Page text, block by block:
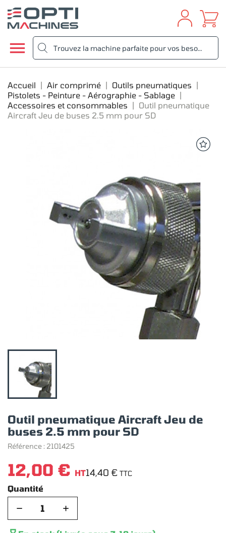

Accueil Air comprimé
Outils pneumatiques
Pistolets - Peinture - Aérographie - Sablage
Accessoires et consommables
Outil pneumatique
Aircraft Jeu de buses 2.5 mm pour SD
Outil pneumatique Aircraft Jeu de
buses 2.5 mm pour SD
Référence : 2101425
12,00 € HT14,40 € TTC
Quantité
− +